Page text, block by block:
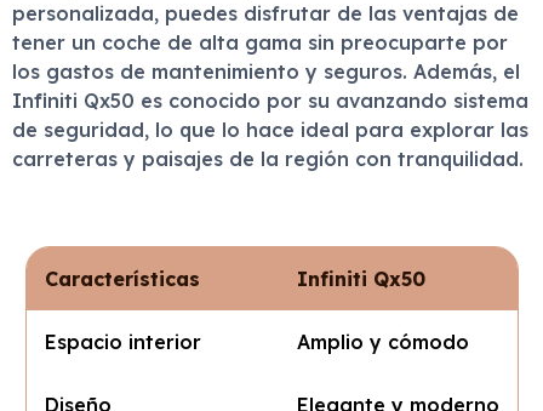
personalizada, puedes disfrutar de las ventajas de
tener un coche de alta gama sin preocuparte por
los gastos de mantenimiento y seguros. Además, el
Infiniti Qx50 es conocido por su avanzando sistema
de seguridad, lo que lo hace ideal para explorar las
carreteras y paisajes de la región con tranquilidad.
Características Infiniti Qx50
Espacio interior Amplio y cómodo
Diseño Elegante y moderno